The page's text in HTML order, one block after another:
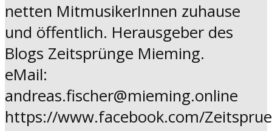
netten MitmusikerInnen zuhause
und öffentlich. Herausgeber des
Blogs Zeitsprünge Mieming.
eMail:
andreas.fischer@mieming.online
https://www.facebook.com/